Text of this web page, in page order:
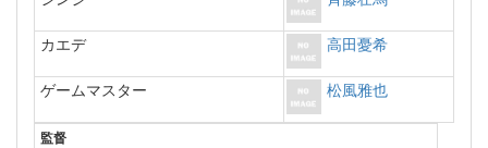
カエデ 高田憂希
ゲームマスター 松風雅也
監督